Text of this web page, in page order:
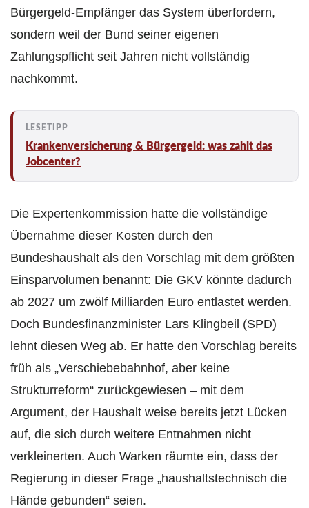
Bürgergeld-Empfänger das System überfordern,
sondern weil der Bund seiner eigenen
Zahlungspflicht seit Jahren nicht vollständig
nachkommt.
Krankenversicherung & Bürgergeld: was zahlt das
Jobcenter?
Die Expertenkommission hatte die vollständige
Übernahme dieser Kosten durch den
Bundeshaushalt als den Vorschlag mit dem größten
Einsparvolumen benannt: Die GKV könnte dadurch
ab 2027 um zwölf Milliarden Euro entlastet werden.
Doch Bundesfinanzminister Lars Klingbeil (SPD)
lehnt diesen Weg ab. Er hatte den Vorschlag bereits
früh als „Verschiebebahnhof, aber keine
Strukturreform“ zurückgewiesen – mit dem
Argument, der Haushalt weise bereits jetzt Lücken
auf, die sich durch weitere Entnahmen nicht
verkleinerten. Auch Warken räumte ein, dass der
Regierung in dieser Frage „haushaltstechnisch die
Hände gebunden“ seien.